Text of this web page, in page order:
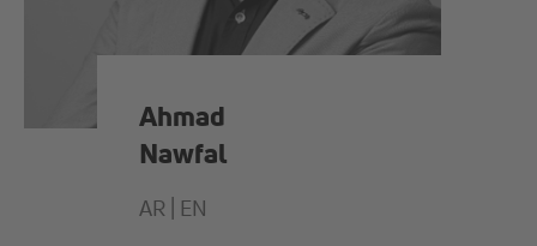
Ahmad
Nawfal
AR | EN